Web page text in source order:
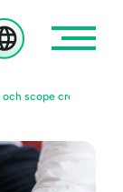
och scope creep –